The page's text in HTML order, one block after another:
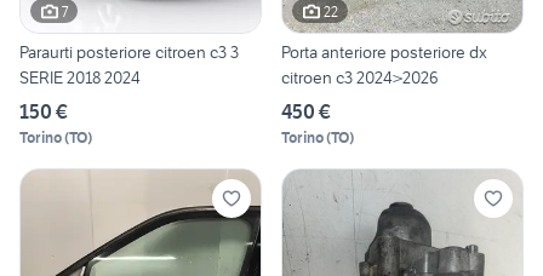
7
Paraurti posteriore citroen c3 3
SERIE 2018 2024
150 €
Torino(TO)
22
Porta anteriore posteriore dx
citroen c3 2024>2026
450 €
Torino(TO)